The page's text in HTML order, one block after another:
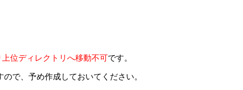
上位ディレクトリへ移動不可です。
ので、予め作成しておいてください。